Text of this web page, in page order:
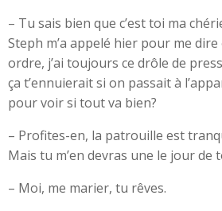
– Tu sais bien que c’est toi ma
Steph m’a appelé hier pour me
ordre, j’ai toujours ce drôle de
ça t’ennuierait si on passait à
pour voir si tout va bien?
– Profites-en, la patrouille est
Mais tu m’en devras une le jour de
– Moi, me marier, tu rêves.